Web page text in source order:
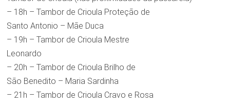
– 18h – Tambor de Crioula Proteção de
Santo Antonio – Mãe Duca
– 19h – Tambor de Crioula Mestre
Leonardo
– 20h – Tambor de Crioula Brilho de
São Benedito – Maria Sardinha
– 21h – Tambor de Crioula Cravo e Rosa